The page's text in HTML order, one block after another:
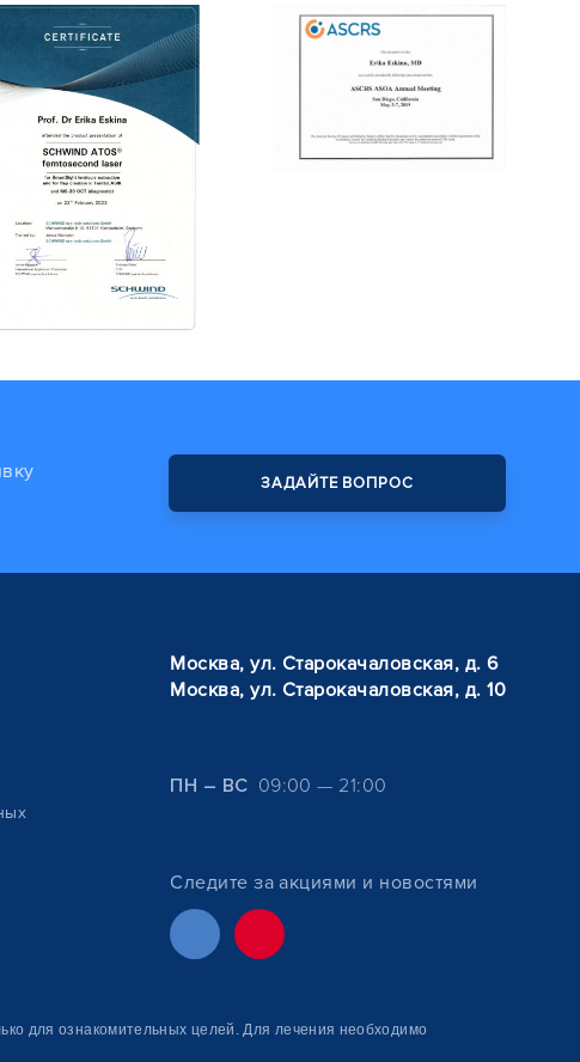
ЗАДАЙТЕ ВОПРОС
Москва, ул. Старокачаловская, д. 6
Москва, ул. Старокачаловская, д. 10
ПН – ВС 09:00 — 21:00
Следите за акциями и новостями
для ознакомитель­ных целей. Для лечения необходимо